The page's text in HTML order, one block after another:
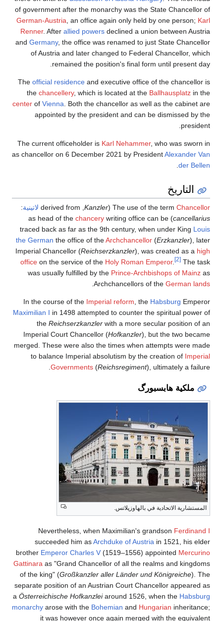
of government after the monarchy was the State Chancellor of
German-Austria, an office again only held by one person; Karl
Renner. After allied powers declined a union between Austria
and Germany, the office was renamed to just State Chancellor
of Austria and later changed to Federal Chancellor, which
remained the position's final form until present day.
The official residence and executive office of the chancellor is
the chancellery, which is located at the Ballhausplatz in the
center of Vienna. Both the chancellor as well as the cabinet are
appointed by the president and can be dismissed by the
president.
The current officeholder is Karl Nehammer, who was sworn in
as chancellor on 6 December 2021 by PresidentAlexander Van
der Bellen
.
التاريخ
The use of the term Chancellor
(
Kanzler لاتينية:
cancellarius
) as head of the
chancery writing office can be
traced back as far as the 9th century, when under King Louis
the German the office of theArchchancellor (Erzkanzler), later
Imperial Chancellor (Reichserzkanzler), was created as a high
office on the service of the Holy Roman Emperor. [2] The task
was usually fulfilled by the Prince-Archbishops of Mainz as
Archchancellors of the German lands
In the course of the Imperial reform , the Habsburg Emperor
Maximilian I in 1498 attempted to counter the spiritual power of
the Reichserzkanzler with a more secular position of an
Imperial Court Chancellor (Hofkanzler), but the two became
merged. These were also the times when attempts were made
to balance Imperial absolutism by the creation of Imperial
Governments (Reichsregiment), ultimately a failure.
ملكية هابسبورگ
المستشارية الاتحادية في بالهاوزپلاتس.
Nevertheless, when Maximilian's grandson Ferdinand I
succeeded him asArchduke of Austria in 1521, his elder
brother Emperor Charles V (1519–1556) appointed Mercurino
Gattinara as "Grand Chancellor of all the realms and kingdoms
of the king" (Großkanzler aller Länder und Königreiche). The
separate position of an Austrian Court Chancellor appeared as
a Österreichische Hofkanzleiaround 1526, when the Habsburg
monarchy arose with the Bohemian and Hungarian inheritance;
it was however once again merged with the equivalent